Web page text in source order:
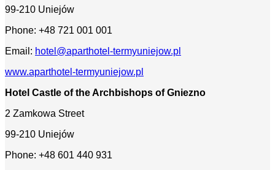
99-210 Uniejów
Phone: +48 721 001 001
Email: hotel@aparthotel-termyuniejow.pl
www.aparthotel-termyuniejow.pl
Hotel Castle of the Archbishops of Gniezno
2 Zamkowa Street
99-210 Uniejów
Phone: +48 601 440 931